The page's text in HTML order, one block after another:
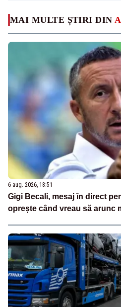
MAI MULTE ȘTIRI DIN
6 aug. 2026, 18:51
Gigi Becali, mesaj în direct
oprește când vreau să arunc